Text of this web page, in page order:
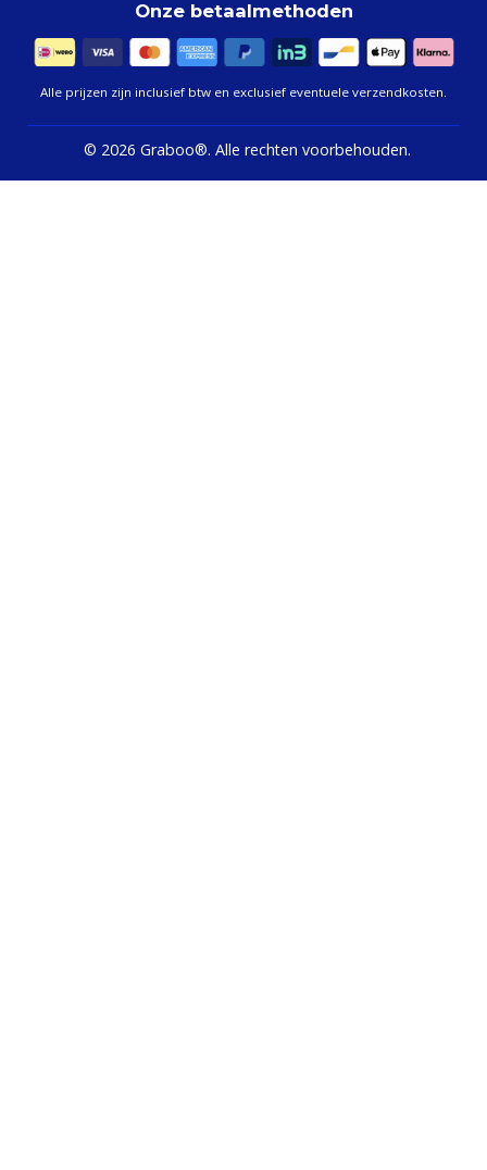
Onze betaalmethoden
Alle prijzen zijn inclusief btw en exclusief eventuele verzendkosten.
© 2026 Graboo®. Alle rechten voorbehouden.